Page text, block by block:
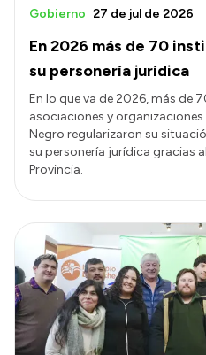
En 2026 más de 70
su personería jurídica
Gobierno 27 de jul de 2026
En lo que va de 2026, más de
asociaciones y
Negro regularizaron su
su personería jurídica gracias
Provincia.